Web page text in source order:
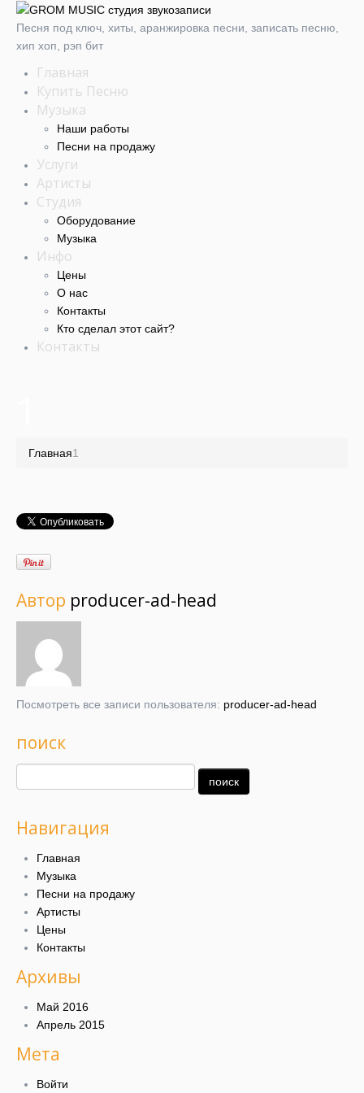
Песня под ключ, хиты, аранжировка песни, записать песню,
хип хоп, рэп бит
Главная
Купить Песню
Музыка
Наши работы
Песни на продажу
Услуги
Артисты
Студия
Оборудование
Музыка
Инфо
Цены
О нас
Контакты
Кто сделал этот cайт?
Контакты
Главная1
Автор producer-ad-head
Посмотреть все записи пользователя: producer-ad-head
поиск
Навигация
Главная
Музыка
Песни на продажу
Артисты
Цены
Контакты
Архивы
Май 2016
Апрель 2015
Мета
Войти